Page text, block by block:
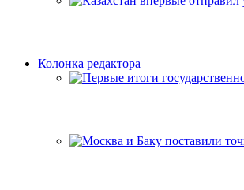
Колонка редактора